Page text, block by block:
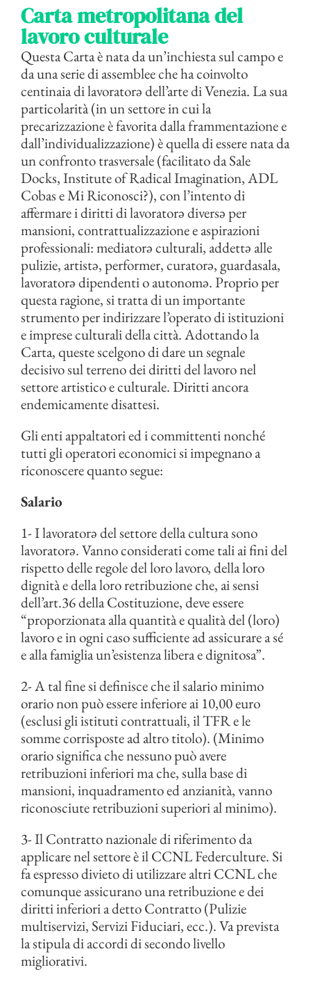
Carta metropolitana del
lavoro culturale
Questa Carta è nata da un’inchiesta sul campo e
da una serie di assemblee che ha coinvolto
centinaia di lavoratorə dell’arte di Venezia. La sua
particolarità (in un settore in cui la
precarizzazione è favorita dalla frammentazione e
dall’individualizzazione) è quella di essere nata da
un confronto trasversale (facilitato da Sale
Docks, Institute of Radical Imagination, ADL
Cobas e Mi Riconosci?), con l’intento di
affermare i diritti di lavoratorə diversə per
mansioni, contrattualizzazione e aspirazioni
professionali: mediatorə culturali, addettə alle
pulizie, artistə, performer, curatorə, guardasala,
lavoratorə dipendenti o autonomə. Proprio per
questa ragione, si tratta di un importante
strumento per indirizzare l’operato di istituzioni
e imprese culturali della città. Adottando la
Carta, queste scelgono di dare un segnale
decisivo sul terreno dei diritti del lavoro nel
settore artistico e culturale. Diritti ancora
endemicamente disattesi.
Gli enti appaltatori ed i committenti nonché
tutti gli operatori economici si impegnano a
riconoscere quanto segue:
Salario
1- I lavoratorə del settore della cultura sono
lavoratorə. Vanno considerati come tali ai fini del
rispetto delle regole del loro lavoro, della loro
dignità e della loro retribuzione che, ai sensi
dell’art.36 della Costituzione, deve essere
“proporzionata alla quantità e qualità del (loro)
lavoro e in ogni caso sufficiente ad assicurare a sé
e alla famiglia un’esistenza libera e dignitosa”.
2- A tal fine si definisce che il salario minimo
orario non può essere inferiore ai 10,00 euro
(esclusi gli istituti contrattuali, il TFR e le
somme corrisposte ad altro titolo). (Minimo
orario significa che nessuno può avere
retribuzioni inferiori ma che, sulla base di
mansioni, inquadramento ed anzianità, vanno
riconosciute retribuzioni superiori al minimo).
3- Il Contratto nazionale di riferimento da
applicare nel settore è il CCNL Federculture. Si
fa espresso divieto di utilizzare altri CCNL che
comunque assicurano una retribuzione e dei
diritti inferiori a detto Contratto (Pulizie
multiservizi, Servizi Fiduciari, ecc.). Va prevista
la stipula di accordi di secondo livello
migliorativi.